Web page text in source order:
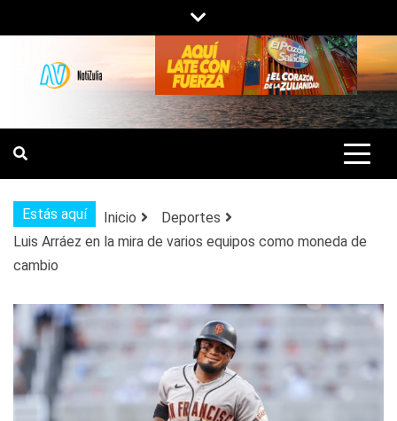
al
contenido
NOTIZULIA
NOTICIAS DEL ZULIA, VENEZUELA Y
DE INTERÉS GENERAL.
Estás aquí Inicio
Deportes
Luis Arráez en la mira de varios equipos como moneda de
cambio